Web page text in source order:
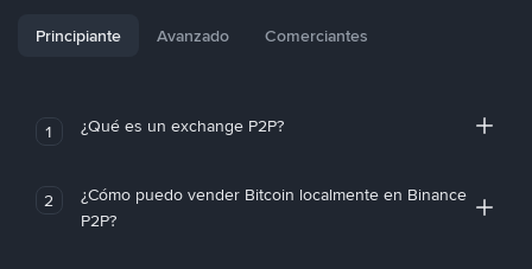
Principiante Avanzado Comerciantes
1 ¿Qué es un exchange P2P?
2
¿Cómo puedo vender Bitcoin localmente en Binance
P2P?